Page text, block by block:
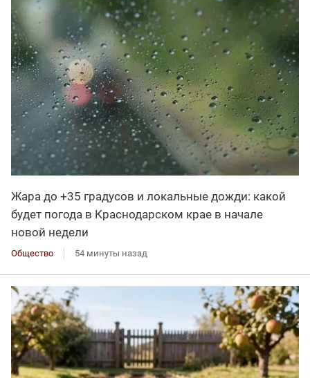
Жара до +35 градусов и локальные дожди: какой
будет погода в Краснодарском крае в начале
новой недели
Общество 54 минуты назад